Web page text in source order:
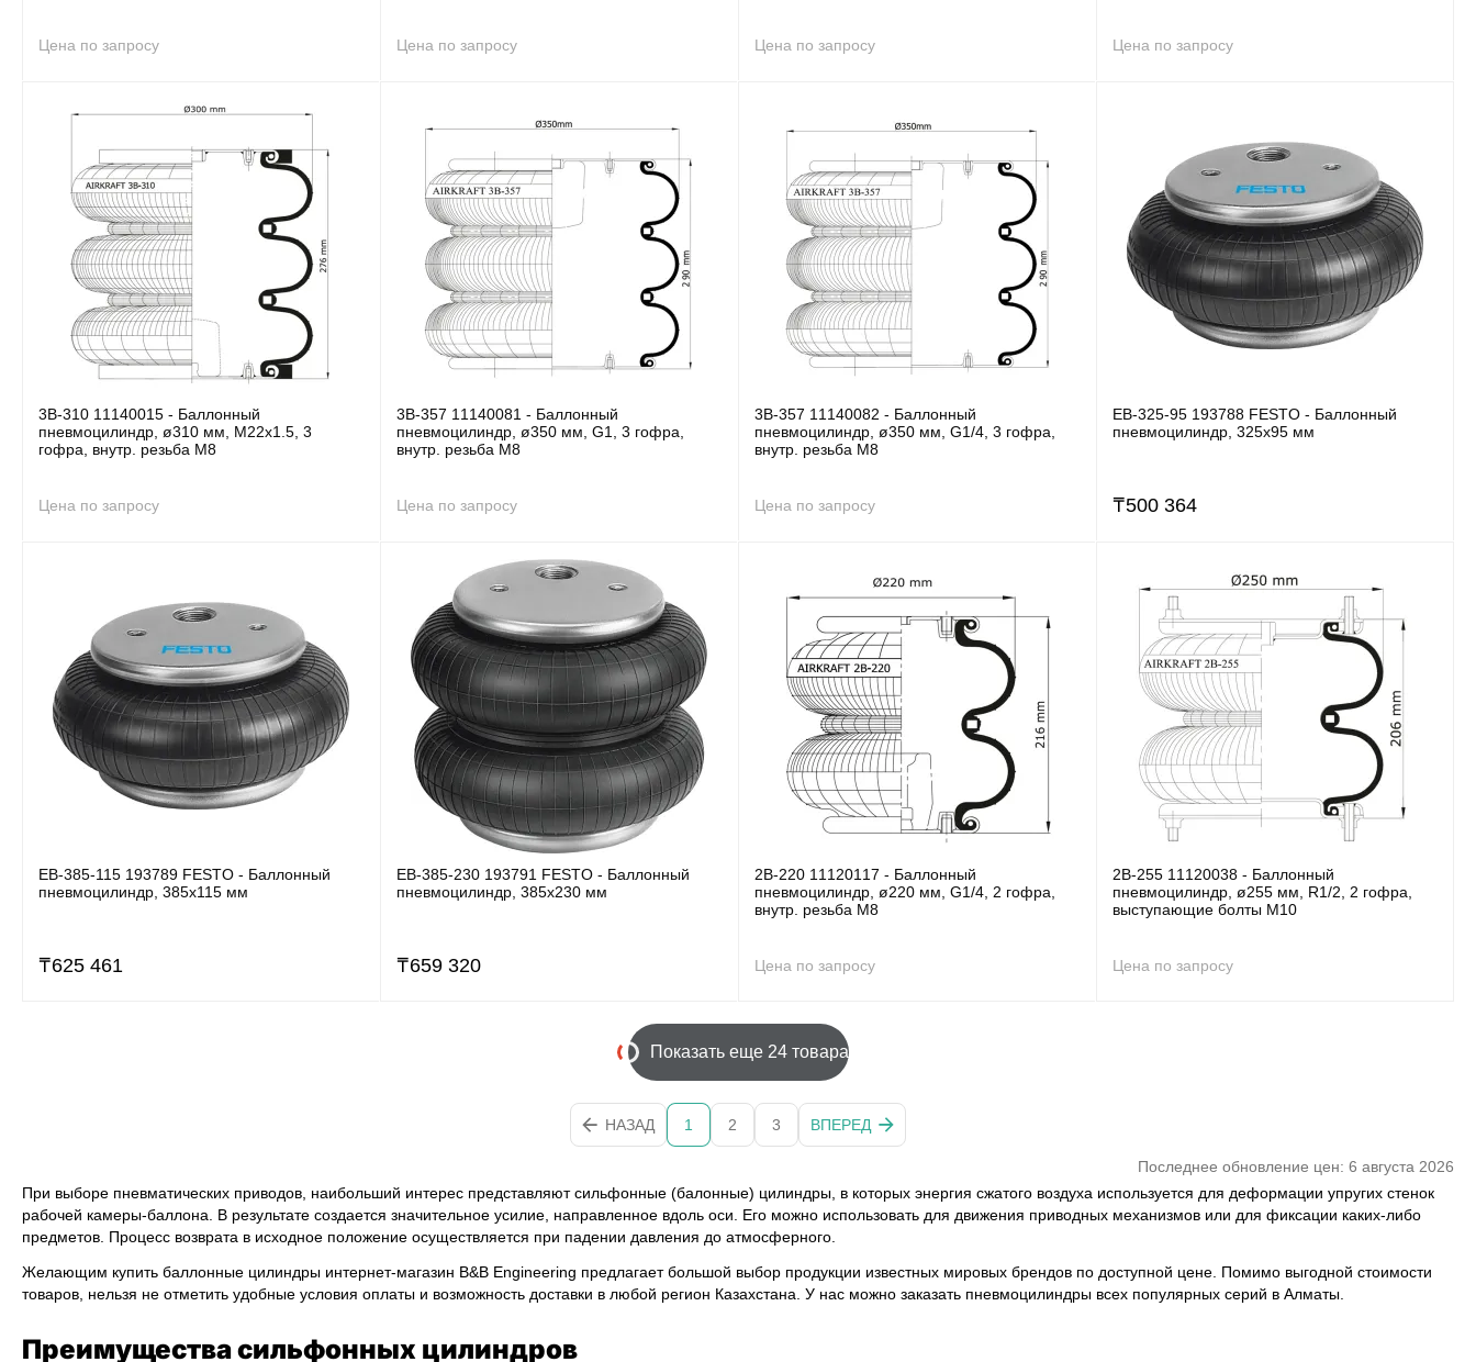
Цена по запросу Цена по запросу Цена по запросу Цена по запросу
3B-310 11140015 - Баллонный
пневмоцилиндр, ø310 мм, M22x1.5, 3
гофра, внутр. резьба M8
Цена по запросу
3B-357 11140081 - Баллонный
пневмоцилиндр, ø350 мм, G1, 3 гофра,
внутр. резьба M8
Цена по запросу
3B-357 11140082 - Баллонный
пневмоцилиндр, ø350 мм, G1/4, 3 гофра,
внутр. резьба M8
Цена по запросу
EB-325-95 193788 FESTO - Баллонный
пневмоцилиндр, 325x95 мм
₸500 364
EB-385-115 193789 FESTO - Баллонный
пневмоцилиндр, 385x115 мм
₸625 461
EB-385-230 193791 FESTO - Баллонный
пневмоцилиндр, 385x230 мм
₸659 320
2B-220 11120117 - Баллонный
пневмоцилиндр, ø220 мм, G1/4, 2 гофра,
внутр. резьба M8
Цена по запросу
2B-255 11120038 - Баллонный
пневмоцилиндр, ø255 мм, R1/2, 2 гофра,
выступающие болты M10
Цена по запросу
Показать еще 24 товара
НАЗАД 1 2 3 ВПЕРЕД
Последнее обновление цен: 6 августа 2026
При выборе пневматических приводов, наибольший интерес представляют сильфонные (балонные) цилиндры, в которых энергия сжатого воздуха используется для деформации упругих стенок
рабочей камеры-баллона. В результате создается значительное усилие, направленное вдоль оси. Его можно использовать для движения приводных механизмов или для фиксации каких-либо
предметов. Процесс возврата в исходное положение осуществляется при падении давления до атмосферного.
Желающим купить баллонные цилиндры интернет-магазин B&B Engineering предлагает большой выбор продукции известных мировых брендов по доступной цене. Помимо выгодной стоимости
товаров, нельзя не отметить удобные условия оплаты и возможность доставки в любой регион Казахстана. У нас можно заказать пневмоцилиндры всех популярных серий в Алматы.
Преимущества сильфонных цилиндров